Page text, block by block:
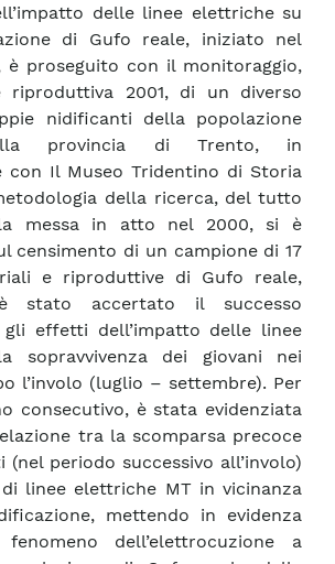
delle linee elettriche su
di Gufo reale, iniziato nel
è proseguito con il monitoraggio,
riproduttiva 2001, di un diverso
nidificanti della popolazione
provincia di Trento, in
con Il Museo Tridentino di Storia
della ricerca, del tutto
messa in atto nel 2000, si è
censimento di un campione di 17
e riproduttive di Gufo reale,
stato accertato il successo
effetti dell’impatto delle linee
sopravvivenza dei giovani nei
l’involo (luglio – settembre). Per
consecutivo, è stata evidenziata
tra la scomparsa precoce
(nel periodo successivo all’involo)
linee elettriche MT in vicinanza
mettendo in evidenza
dell’elettrocuzione a